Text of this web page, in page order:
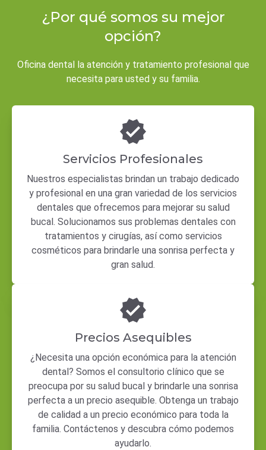
¿Por qué somos su mejor
opción?
Oficina dental la atención y tratamiento profesional que
necesita para usted y su familia.
Servicios Profesionales
Nuestros especialistas brindan un trabajo dedicado
y profesional en una gran variedad de los servicios
dentales que ofrecemos para mejorar su salud
bucal. Solucionamos sus problemas dentales con
tratamientos y cirugías, así como servicios
cosméticos para brindarle una sonrisa perfecta y
gran salud.
Precios Asequibles
¿Necesita una opción económica para la atención
dental? Somos el consultorio clínico que se
preocupa por su salud bucal y brindarle una sonrisa
perfecta a un precio asequible. Obtenga un trabajo
de calidad a un precio económico para toda la
familia. Contáctenos y descubra cómo podemos
ayudarlo.